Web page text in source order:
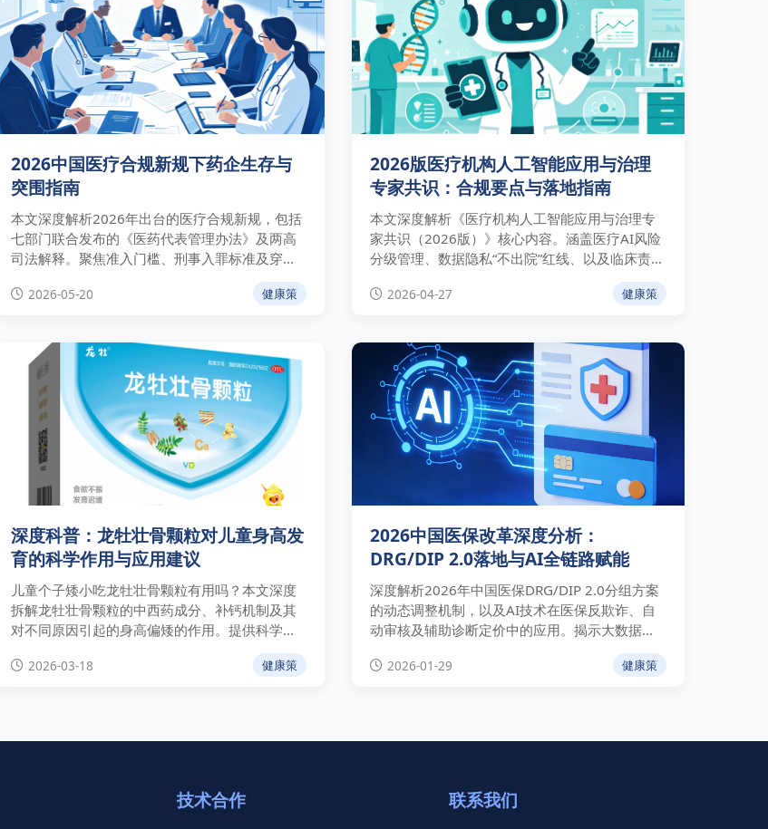
2026中国医疗合规新规下药企生存与
突围指南
本文深度解析2026年出台的医疗合规新规，包括
七部门联合发布的《医药代表管理办法》及两高
司法解释。聚焦准入门槛、刑事入罪标准及穿透
式监管，为药企提供重塑业财法联动防线与学术
推广转型的实操突围指南。
2026-05-20 健康策
2026版医疗机构人工智能应用与治理
专家共识：合规要点与落地指南
本文深度解析《医疗机构人工智能应用与治理专
家共识（2026版）》核心内容。涵盖医疗AI风险
分级管理、数据隐私“不出院”红线、以及临床责任
归属等关键治理逻辑，为医疗卫生管理者提供权
威的规模化落地合规实操指引。
2026-04-27 健康策
深度科普：龙牡壮骨颗粒对儿童身高发
育的科学作用与应用建议
儿童个子矮小吃龙牡壮骨颗粒有用吗？本文深度
拆解龙牡壮骨颗粒的中西药成分、补钙机制及其
对不同原因引起的身高偏矮的作用。提供科学用
2026-03-18 健康策
2026中国医保改革深度分析：
DRG/DIP 2.0落地与AI全链路赋能
深度解析2026年中国医保DRG/DIP 2.0分组方案
的动态调整机制，以及AI技术在医保反欺诈、自
动审核及辅助诊断定价中的应用。揭示大数据如
2026-01-29 健康策
技术合作 联系我们